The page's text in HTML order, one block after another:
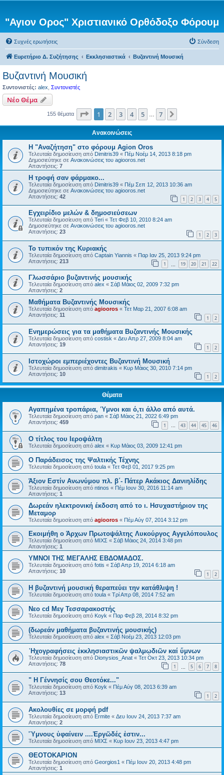
"Αγιον Ορος" Χριστιανικό Ορθόδοξο Φόρουμ
Συχνές ερωτήσεις Σύνδεση
Ευρετήριο Δ. Συζήτησης Εκκλησιαστικά Βυζαντινή Μουσική
Βυζαντινή Μουσική
Συντονιστές: alex Συντονιστές
Νέο Θέμα
155 θέματα Σελίδα από7
1 2 3 4 5 7
Ανακοινώσεις
Η "Αναζήτηση" στο φόρουμ Agion Oros
Τελευταία δημοσίευση από Dimitris39 « Πέμ Νοέμ 14, 2013 8:18 pm
Δημοσιεύτηκε σε Ανακοινώσεις του agiooros.net
Απαντήσεις: 7
H τροφή σαν φάρμακο...
Τελευταία δημοσίευση από Dimitris39 « Πέμ Σεπ 12, 2013 10:36 am
Δημοσιεύτηκε σε Ανακοινώσεις του agiooros.net
Απαντήσεις: 42 1 2 3 4 5
Εγχειρίδιο μελών & δημοσιεύσεων
Τελευταία δημοσίευση από Teri « Τετ Φεβ 10, 2010 8:24 am
Δημοσιεύτηκε σε Ανακοινώσεις του agiooros.net
Απαντήσεις: 23 1 2 3
Το τυπικόν της Κυριακής
Τελευταία δημοσίευση από Captain Yiannis « Παρ Ιαν 25, 2013 9:24 pm
Απαντήσεις: 213 1 19 20 21 22
Γλωσσάριο βυζαντινής μουσικής
Τελευταία δημοσίευση από alex « Σάβ Μάιος 02, 2009 7:32 pm
Απαντήσεις: 2
Μαθήματα Βυζαντινής Μουσικής
Τελευταία δημοσίευση από agiooros « Τετ Μαρ 21, 2007 6:08 am
Απαντήσεις: 11 1 2
Ενημερώσεις για τα μαθήματα Βυζαντινής Μουσικής
Τελευταία δημοσίευση από costisk « Δευ Απρ 27, 2009 8:04 am
Απαντήσεις: 19 1 2
Ιστοχώροι εμπεριέχοντες Βυζαντινή Μουσική
Τελευταία δημοσίευση από dimitrakis « Κυρ Μάιος 30, 2010 7:14 pm
Απαντήσεις: 10 1 2
Θέματα
Αγαπημένα τροπάρια, Ύμνοι και ό,τι άλλο από αυτά.
Τελευταία δημοσίευση από pan « Σάβ Μάιος 21, 2022 6:49 pm
Απαντήσεις: 459 1 … 43 44 45 46
O τίτλος του Ιεροψάλτη
Τελευταία δημοσίευση από alex « Κυρ Μάιος 03, 2009 12:41 pm
O Παράδεισος της Ψαλτικής Τέχνης
Τελευταία δημοσίευση από toula « Τετ Φεβ 01, 2017 9:25 pm
Άξιον Εστίν Ανωνύμου πλ. β΄- Πάτερ Ακάκιος Δανιηλίδης
Τελευταία δημοσίευση από ntinos « Πέμ Ιουν 30, 2016 11:14 am
Απαντήσεις: 1
Δωρεάν ηλεκτρονική έκδοση από το ι. Ησυχαστήριον της
Μεταμορ
Τελευταία δημοσίευση από agiooros « Πέμ Αύγ 07, 2014 3:12 pm
Εκοιμήθη ο Άρχων Πρωτοψάλτης Λυκούργος Αγγελόπουλος
Τελευταία δημοσίευση από ΜΙΧΣ « Σάβ Μάιος 24, 2014 3:48 pm
Απαντήσεις: 1
ΥΜΝΟΙ ΤΗΣ ΜΕΓΑΛΗΣ ΕΒΔΟΜΑΔΟΣ.
Τελευταία δημοσίευση από fotis « Σάβ Απρ 19, 2014 6:18 am
Απαντήσεις: 10 1 2
Η βυζαντινή μουσική θεραπεύει την κατάθλιψη !
Τελευταία δημοσίευση από toula « Τρί Απρ 08, 2014 7:52 am
Νεο cd Μεγ Τεσσαρακοστής
Τελευταία δημοσίευση από Koyk « Παρ Φεβ 28, 2014 8:32 pm
(δωρεάν μαθήματα βυζαντινής μουσικής)
Τελευταία δημοσίευση από alex « Σάβ Νοέμ 23, 2013 12:03 pm
᾿Ηχογραφήσεις ἐκκλησιαστικῶν ψαλμῳδιῶν καί ὕμνων
Τελευταία δημοσίευση από Dionysios_Anat « Τετ Οκτ 23, 2013 10:34 pm
Απαντήσεις: 78 1 5 6 7 8
" Η Γέννησίς σου Θεοτόκε..."
Τελευταία δημοσίευση από Koyk « Πέμ Αύγ 08, 2013 6:39 am
Απαντήσεις: 13 1 2
Ακολουθίες σε μορφή pdf
Τελευταία δημοσίευση από Ermite « Δευ Ιουν 24, 2013 7:37 am
Απαντήσεις: 2
Ὕμνους ὑφαίνειν ....Ἐργῶδές ἐστιν...
Τελευταία δημοσίευση από ΜΙΧΣ « Κυρ Ιουν 23, 2013 4:47 pm
ΘΕΟΤΟΚΑΡΙΟΝ
Τελευταία δημοσίευση από Georgios1 « Πέμ Ιουν 20, 2013 4:48 pm
Απαντήσεις: 1